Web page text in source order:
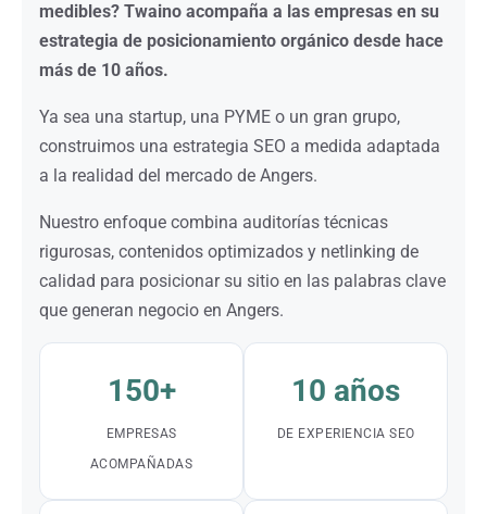
medibles? Twaino acompaña a las empresas en su
estrategia de posicionamiento orgánico desde hace
más de 10 años.
Ya sea una startup, una PYME o un gran grupo,
construimos una estrategia SEO a medida adaptada
a la realidad del mercado de Angers.
Nuestro enfoque combina auditorías técnicas
rigurosas, contenidos optimizados y netlinking de
calidad para posicionar su sitio en las palabras clave
que generan negocio en Angers.
150+
EMPRESAS
ACOMPAÑADAS
10 años
DE EXPERIENCIA SEO